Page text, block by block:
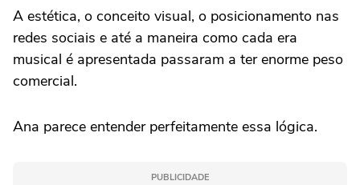
A estética, o conceito visual, o posicionamento nas
redes sociais e até a maneira como cada era
musical é apresentada passaram a ter enorme peso
comercial.
Ana parece entender perfeitamente essa lógica.
PUBLICIDADE